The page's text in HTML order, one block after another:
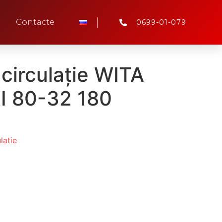
Contacte 0699-01-079
WITA
80-32 180